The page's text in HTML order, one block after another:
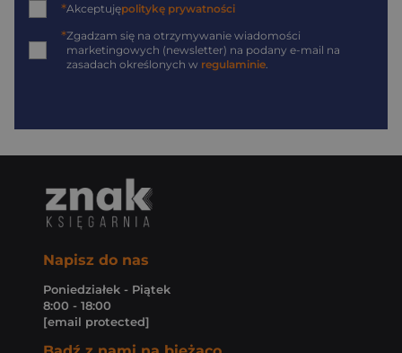
*Akceptujępolitykę prywatności
*Zgadzam się na otrzymywanie wiadomości
marketingowych (newsletter) na podany e-mail na
zasadach określonych w regulaminie.
Napisz do nas
Poniedziałek - Piątek
8:00 - 18:00
[email protected]